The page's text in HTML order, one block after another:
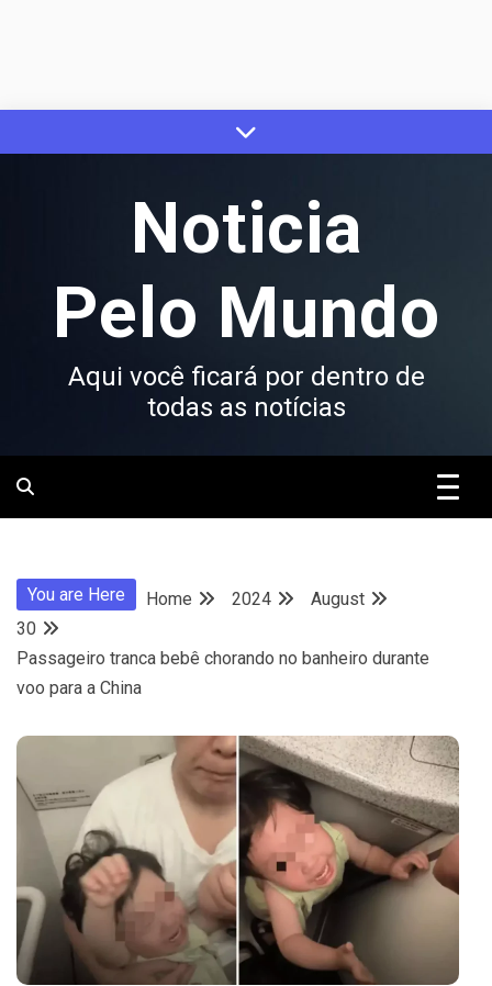
to
Noticia
Pelo Mundo
Aqui você ficará por dentro de
todas as notícias
You are Here Home 2024
August
30
Passageiro tranca bebê chorando no banheiro durante
voo para a China